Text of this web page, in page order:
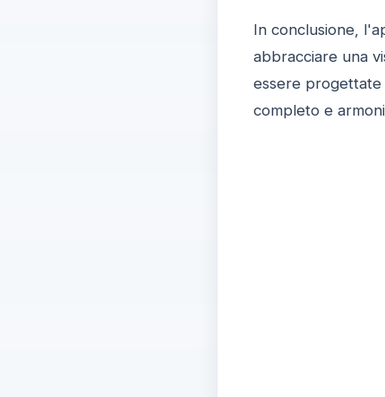
In conclusione,
abbracciare una
essere progettate
completo e